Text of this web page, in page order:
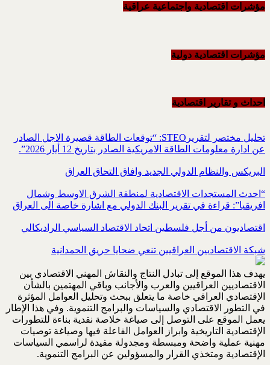
مؤشرات اقتصادية واجتماعية عراقية
مؤشرات اقتصادية دولية
احداث و تقاریر اقتصادیة
تحليل مختصر لتقريرSTEO‏: “توقعات الطاقة قصيرة الاجل الصادر
عن ادارة معلومات الطاقة الامريكية ‏الصادر بتاريخ 12 أيار 2026”.‏
البريكس والنظام الدولي الجديد وافاق التحاق العراق
“احدث المستجدات الاقتصادية لمنطقة الشرق الاوسط وشمال
افريقيا”: قراءة في تقرير البنك الدولي مع اشارة خاصة الى العراق
اقتصاديون من أجل فلسطين اتحاد الاقتصاد السياسي الراديكالي
شبكة الاقتصاديين العراقيين تنعي ضحايا حريق الحمدانية
يهدف هذا الموقع إلى تبادل النتاج والنقاش المهني الاقتصادي بين
الاقتصاديين العراقيين والعرب والأجانب وباقي المهتمين بالشأن
الإقتصادي العراقي خاصة ما يتعلق ببحث وتحليل العوامل المؤثرة
في التطور الاقتصادي والسياسات والبرامج التنموية. وفي هذا الإطار
يعمل الموقع على التوصل إلى صياغة خلاصة نقدية بناءة للتطورات
الإقتصادية التاريخية وابراز العوامل الفاعلة فيها وصياغة توصيات
مهنية عملية واضحة ومبسطة ومجدولة مفيدة لراسمي السياسات
الإقتصادية ومتخذي القرار والمسؤولين عن البرامج التنموية.